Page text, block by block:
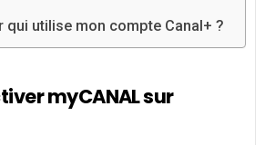
qui utilise mon compte Canal+ ?
myCANAL sur